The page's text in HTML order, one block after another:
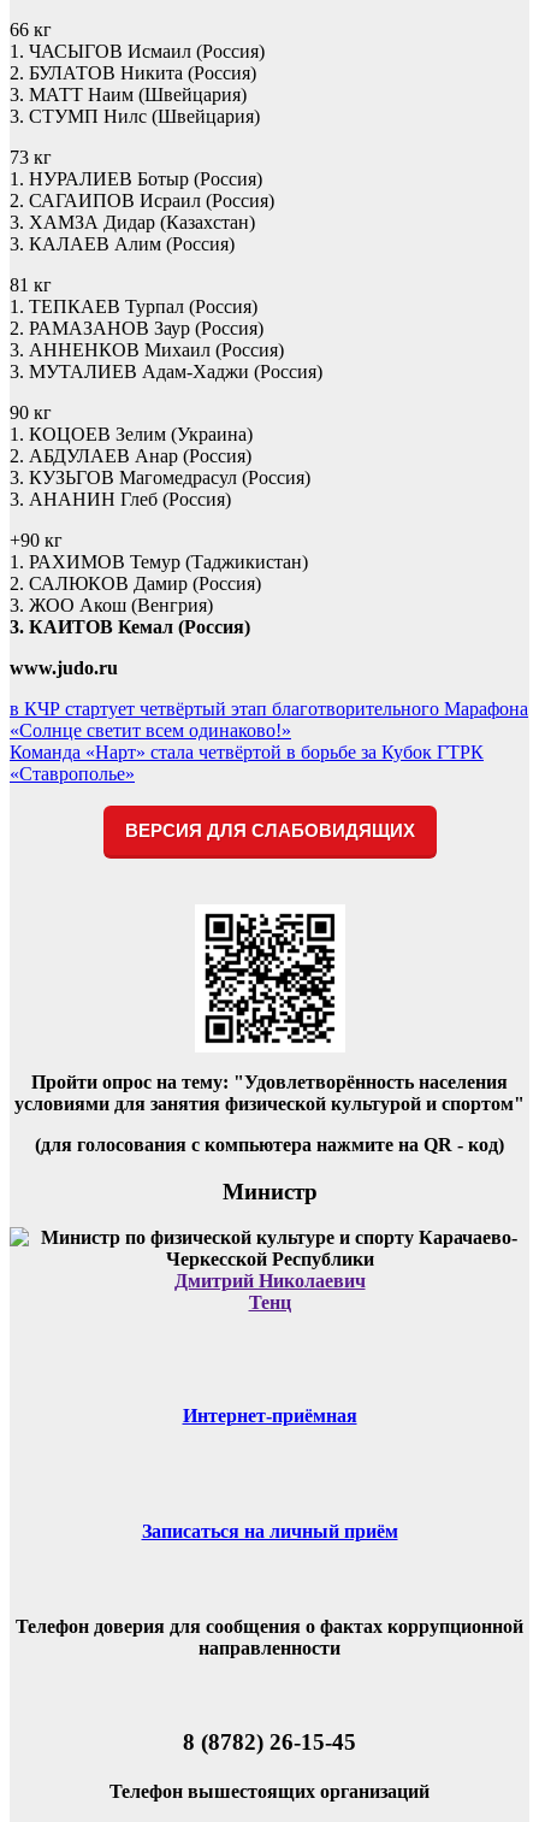
66 кг
1. ЧАСЫГОВ Исмаил (Россия)
2. БУЛАТОВ Никита (Россия)
3. МАТТ Наим (Швейцария)
3. СТУМП Нилс (Швейцария)
73 кг
1. НУРАЛИЕВ Ботыр (Россия)
2. САГАИПОВ Исраил (Россия)
3. ХАМЗА Дидар (Казахстан)
3. КАЛАЕВ Алим (Россия)
81 кг
1. ТЕПКАЕВ Турпал (Россия)
2. РАМАЗАНОВ Заур (Россия)
3. АННЕНКОВ Михаил (Россия)
3. МУТАЛИЕВ Адам-Хаджи (Россия)
90 кг
1. КОЦОЕВ Зелим (Украина)
2. АБДУЛАЕВ Анар (Россия)
3. КУЗЬГОВ Магомедрасул (Россия)
3. АНАНИН Глеб (Россия)
+90 кг
1. РАХИМОВ Темур (Таджикистан)
2. САЛЮКОВ Дамир (Россия)
3. ЖОО Акош (Венгрия)
3. КАИТОВ Кемал (Россия)
www.judo.ru
Навигация
по
записям
в КЧР стартует четвёртый этап благотворительного Марафона
«Солнце светит всем одинаково!»
Команда «Нарт» стала четвёртой в борьбе за Кубок ГТРК
«Ставрополье»
ВЕРСИЯ ДЛЯ СЛАБОВИДЯЩИХ
Пройти опрос на тему: "Удовлетворённость населения
условиями для занятия физической культурой и спортом"
(для голосования с компьютера нажмите на QR - код)
Министр
Дмитрий Николаевич
Тенц
Интернет-приёмная
Записаться на личный приём
Телефон доверия для сообщения о фактах коррупционной
направленности
8 (8782) 26-15-45
Телефон вышестоящих организаций